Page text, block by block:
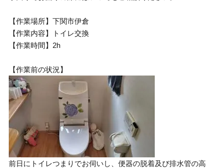
【作業場所】下関市伊倉
【作業内容】トイレ交換
【作業時間】2h
【作業前の状況】
前日にトイレつまりでお伺いし、便器の脱着及び排水管の高